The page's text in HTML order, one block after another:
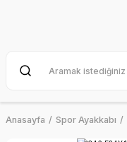
Anasayfa Spor Ayakkabı